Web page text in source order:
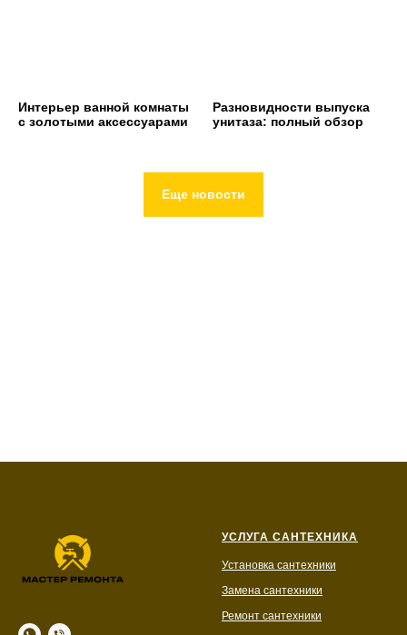
Интерьер ванной комнаты
с золотыми аксессуарами
Разновидности выпуска
унитаза: полный обзор
Еще новости
УСЛУГА САНТЕХНИКА
Установка сантехники
Замена сантехники
Ремонт сантехники